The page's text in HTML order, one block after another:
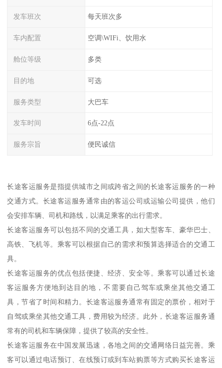
发车班次 每天班次多
车内配置 空调\WIFi、饮用水
舱位等级 多类
目的地 可选
服务类型 大巴车
发车时间 6点-22点
服务宗旨 便民诚信
长途客运服务是指提供城市之间或跨省之间的长途客运服务的一种
交通方式。长途客运服务通常由的客运公司或运输公司提供，他们
会安排车辆、司机和路线，以满足乘客的出行需求。
长途客运服务可以包括不同的交通工具，如大型客车、豪华巴士、
高铁、飞机等。乘客可以根据自己的需求和预算选择适合的交通工
具。
长途客运服务的优点包括便捷、经济、安全等。乘客可以通过长途
客运服务方便地到达目的地，不需要自己驾车或乘坐其他交通工
具，节省了时间和精力。长途客运服务通常有固定的票价，相对于
自驾或乘坐其他交通工具，费用较为经济。此外，长途客运服务通
常有的司机和车辆保障，提供了较高的安全性。
长途客运服务在中国发展迅速，各地之间的交通网络日益完善。乘
客可以通过电话预订、在线预订或到车站购票等方式购买长途客运